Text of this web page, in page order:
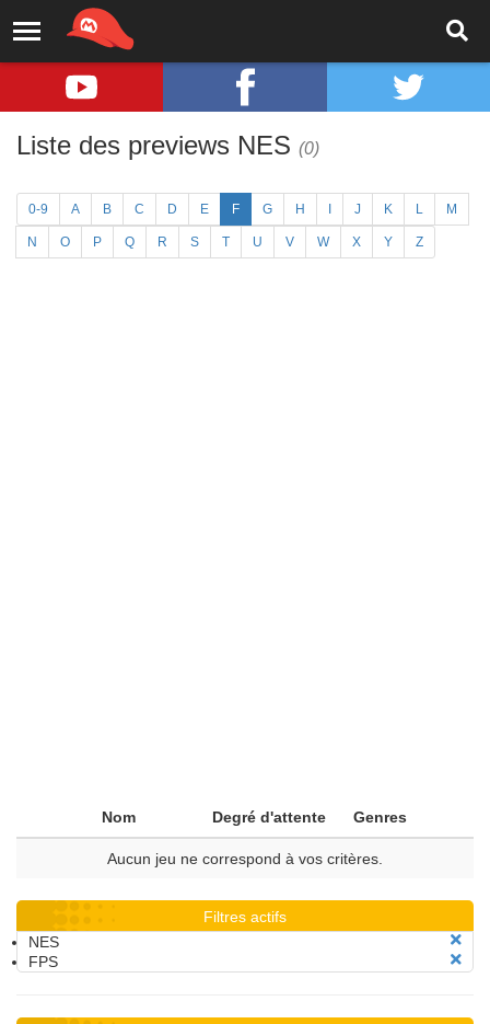
Liste des previews NES (0)
0-9 A B C D E F G H J K L M
N O P Q R S T U V W X Y Z
Nom Degré d'attente Genres
Aucun jeu ne correspond à vos critères.
Filtres actifs
NES
FPS